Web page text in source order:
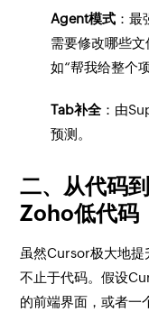
Agent模式 ：
需要修改哪些
如“帮我给整个
Tab补全：由
预测。
二、从代码
Zoho低代码
虽然Cursor极大地提
不止于代码。假设
的前端界面，或者一